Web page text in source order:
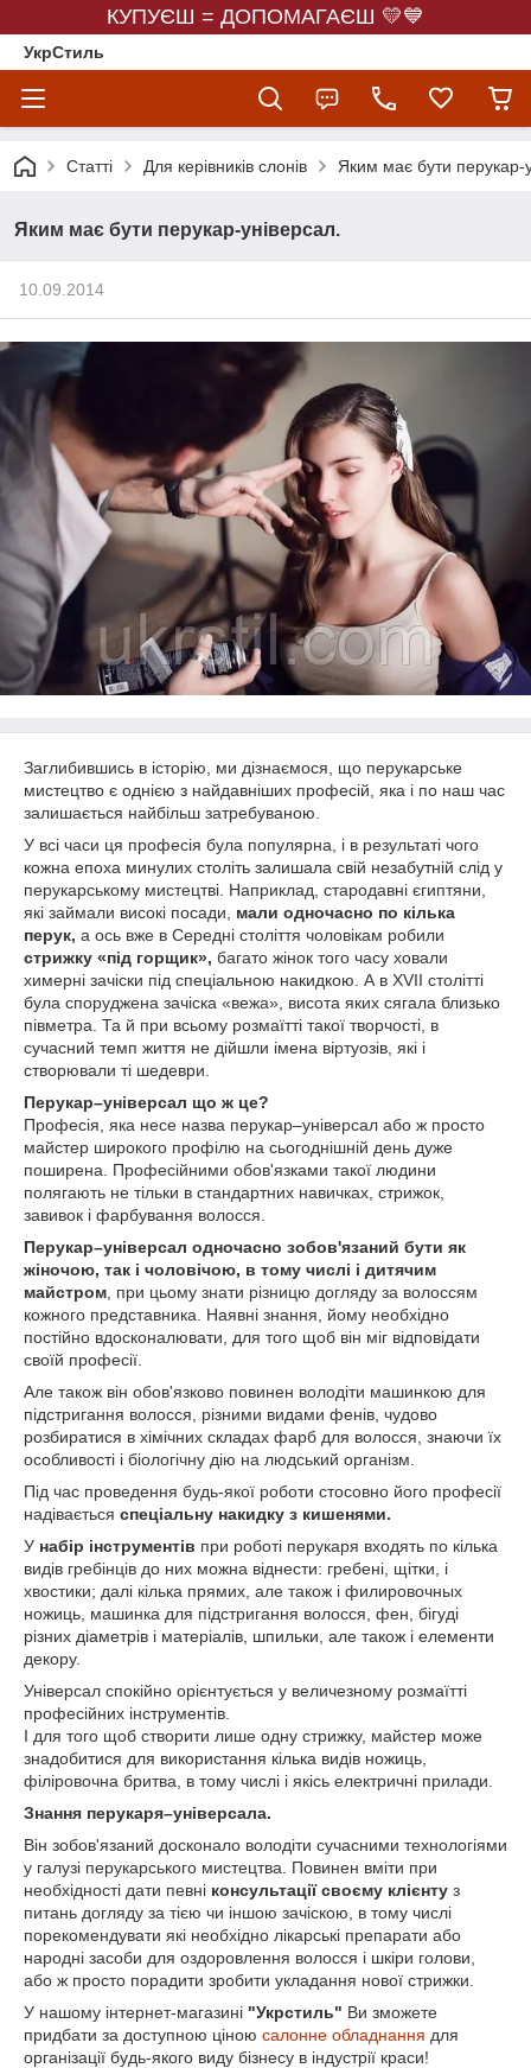
КУПУЄШ = ДОПОМАГАЄШ 💛💙
УкрСтиль
Статті Для керівників слонів Яким має бути перукар-
Яким має бути перукар-універсал.
10.09.2014
Заглибившись в історію, ми дізнаємося, що перукарське
мистецтво є однією з найдавніших професій, яка і по наш час
залишається найбільш затребуваною.
У всі часи ця професія була популярна, і в результаті чого
кожна епоха минулих століть залишала свій незабутній слід у
перукарському мистецтві. Наприклад, стародавні єгиптяни,
які займали високі посади, мали одночасно по кілька
перук, а ось вже в Середні століття чоловікам робили
стрижку «під горщик», багато жінок того часу ховали
химерні зачіски під спеціальною накидкою. А в XVII столітті
була споруджена зачіска «вежа», висота яких сягала близько
півметра. Та й при всьому розмаїтті такої творчості, в
сучасний темп життя не дійшли імена віртуозів, які і
створювали ті шедеври.
Перукар–універсал що ж це?
Професія, яка несе назва перукар–універсал або ж просто
майстер широкого профілю на сьогоднішній день дуже
поширена. Професійними обов'язками такої людини
полягають не тільки в стандартних навичках, стрижок,
завивок і фарбування волосся.
Перукар–універсал одночасно зобов'язаний бути як
жіночою, так і чоловічою, в тому числі і дитячим
майстром , при цьому знати різницю догляду за волоссям
кожного представника. Наявні знання, йому необхідно
постійно вдосконалювати, для того щоб він міг відповідати
своїй професії.
Але також він обов'язково повинен володіти машинкою для
підстригання волосся, різними видами фенів, чудово
розбиратися в хімічних складах фарб для волосся, знаючи їх
особливості і біологічну дію на людський організм.
Під час проведення будь-якої роботи стосовно його професії
надівається спеціальну накидку з кишенями.
У набір інструментів при роботі перукаря входять по кілька
видів гребінців до них можна віднести: гребені, щітки, і
хвостики; далі кілька прямих, але також і филировочных
ножиць, машинка для підстригання волосся, фен, бігуді
різних діаметрів і матеріалів, шпильки, але також і елементи
декору.
Універсал спокійно орієнтується у величезному розмаїтті
професійних інструментів.
І для того щоб створити лише одну стрижку, майстер може
знадобитися для використання кілька видів ножиць,
філіровочна бритва, в тому числі і якісь електричні прилади.
Знання перукаря–універсала.
Він зобов'язаний досконало володіти сучасними технологіями
у галузі перукарського мистецтва. Повинен вміти при
необхідності дати певні консультації своєму клієнту з
питань догляду за тією чи іншою зачіскою, в тому числі
порекомендувати які необхідно лікарські препарати або
народні засоби для оздоровлення волосся і шкіри голови,
або ж просто порадити зробити укладання нової стрижки.
У нашому інтернет-магазині "Укрстиль" Ви зможете
придбати за доступною ціною салонне обладнання для
організації будь-якого виду бізнесу в індустрії краси!